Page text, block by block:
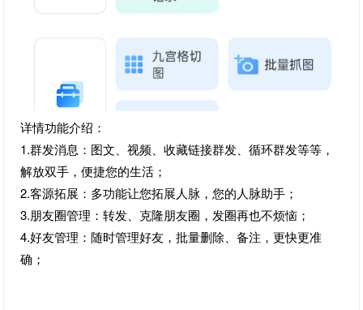
详情功能介绍：
1.群发消息：图文、视频、收藏链接群发、循环群发等等，
解放双手，便捷您的生活；
2.客源拓展：多功能让您拓展人脉，您的人脉助手；
3.朋友圈管理：转发、克隆朋友圈，发圈再也不烦恼；
4.好友管理：随时管理好友，批量删除、备注，更快更准
确；